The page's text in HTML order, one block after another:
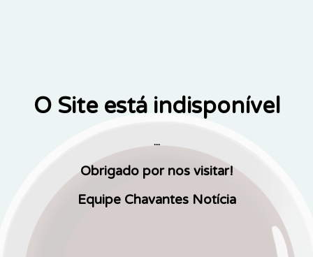
O Site está indisponível
...
Obrigado por nos visitar!
Equipe Chavantes Notícia